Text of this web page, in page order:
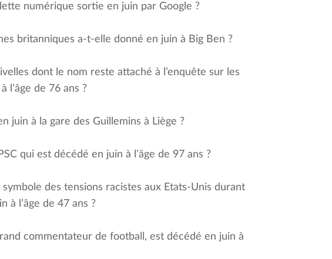
numérique sortie en juin par Google ?
britanniques a-t-elle donné en juin à Big Ben ?
dont le nom reste attaché à l’enquête sur les
l’âge de 76 ans ?
juin à la gare des Guillemins à Liège ?
qui est décédé en juin à l’âge de 97 ans ?
des tensions racistes aux Etats-Unis durant
à l’âge de 47 ans ?
commentateur de football, est décédé en juin à